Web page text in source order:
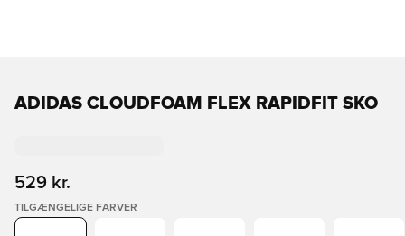
ADIDAS CLOUDFOAM FLEX RAPIDFIT SKO
529 kr.
TILGÆNGELIGE FARVER